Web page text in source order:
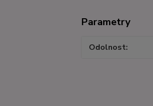
Parametry
Odolnost